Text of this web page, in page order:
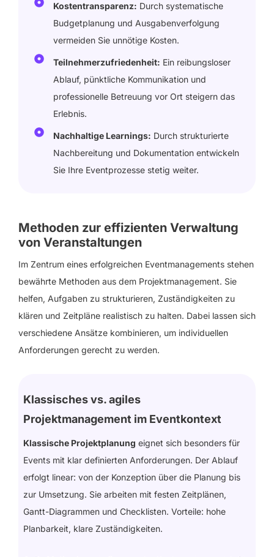
Kostentransparenz: Durch systematische
Budgetplanung und Ausgabenverfolgung
vermeiden Sie unnötige Kosten.
Teilnehmerzufriedenheit: Ein reibungsloser
Ablauf, pünktliche Kommunikation und
professionelle Betreuung vor Ort steigern das
Erlebnis.
Nachhaltige Learnings: Durch strukturierte
Nachbereitung und Dokumentation entwickeln
Sie Ihre Eventprozesse stetig weiter.
Methoden zur effizienten Verwaltung
von Veranstaltungen
Im Zentrum eines erfolgreichen Eventmanagements stehen
bewährte Methoden aus dem Projektmanagement. Sie
helfen, Aufgaben zu strukturieren, Zuständigkeiten zu
klären und Zeitpläne realistisch zu halten. Dabei lassen sich
verschiedene Ansätze kombinieren, um individuellen
Anforderungen gerecht zu werden.
Klassisches vs. agiles
Projektmanagement im Eventkontext
Klassische Projektplanung eignet sich besonders für
Events mit klar definierten Anforderungen. Der Ablauf
erfolgt linear: von der Konzeption über die Planung bis
zur Umsetzung. Sie arbeiten mit festen Zeitplänen,
Gantt-Diagrammen und Checklisten. Vorteile: hohe
Planbarkeit, klare Zuständigkeiten.